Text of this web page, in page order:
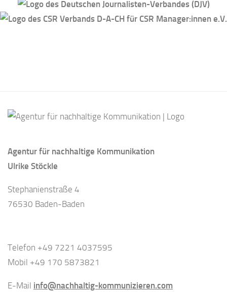
Agentur für nachhaltige Kommunikation
Ulrike Stöckle
Stephanienstraße 4
76530 Baden-Baden
Telefon +49 7221 4037595
Mobil +49 170 5873821
E-Mail info@nachhaltig-kommunizieren.com